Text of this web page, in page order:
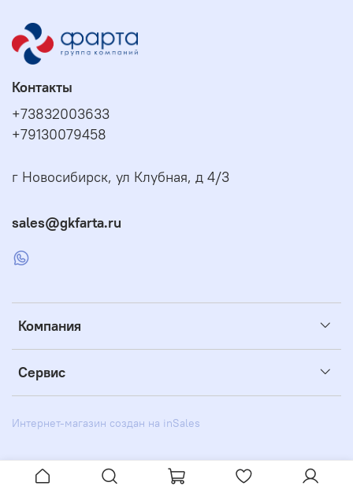
Компания
Сервис
Контакты
+73832003633
+79130079458
г Новосибирск, ул Клубная, д 4/3
sales@gkfarta.ru
Интернет-магазин создан на inSales